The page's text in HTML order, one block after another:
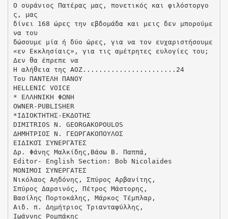
Ο ουράνιος Πατέρας μας, πονετικός και φιλόστοργο
ς, μας
δίνει 168 ώρες την εβδομάδα και μεις δεν μπορούμε
να του
δώσουμε μία ή δύο ώρες, για να τον ευχαριστήσουμε
«εν Εκκλησίαις», για τις αμέτρητες ευλογίες του;
Δεν θα έπρεπε να
Η αλήθεια της ΑΟΖ.......................24
Του ΠΑΝΤΕΛΗ ΠΑΝΟΥ
HELLENIC VOICE
* ΕΛΛΗΝΙΚΗ ΦΩΝΗ
OWNER-PUBLISHER
*ΙΔΙΟΚΤΗΤΗΣ-ΕΚΔΟΤΗΣ
DIMITRIOS N. GEORGAKOPOULOS
ΔΗΜΗΤΡΙΟΣ Ν. ΓΕΩΡΓΑΚΟΠΟΥΛΟΣ
ΕΙΔΙΚΟΊ ΣΥΝΕΡΓΆΤΕΣ
Δρ. Φάνης Μαλκίδης,Βάσω Β. Παππά,
Εditor- English Section: Bob Nicolaides
ΜΟΝΙΜΟΙ ΣΥΝΕΡΓΑΤΕΣ
Νικόλαος Αηδόνης, Σπύρος Αρβανίτης,
Σπύρος Δαρσινός, Πέτρος Μάστορης,
Βασίλης Πορτοκάλης, Μάρκος Τέμπλαρ,
Αιδ. π. Δημήτριος Τριανταφύλλης,
Ιωάννης Ρομπάκης